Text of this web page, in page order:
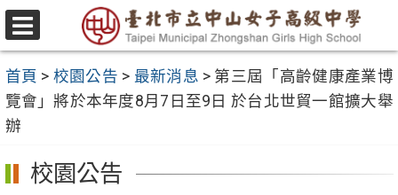
跳
至
要
內
容
區
選
單
首頁 > 校園公告 > 最新消息 > 第三屆「高齡健康產業博
覽會」將於本年度8月7日至9日 於台北世貿一館擴大舉
辦
校園公告